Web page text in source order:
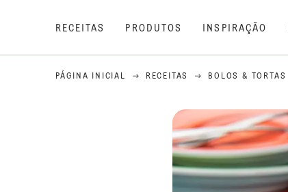
RECEITAS PRODUTOS INSPIRAÇÃO
PÁGINA INICIAL RECEITAS BOLOS & TORTAS